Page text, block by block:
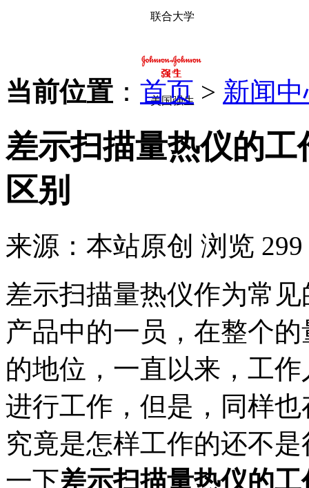
联合大学
美国强生
当前位置 ： 首页 > 新闻
差示扫描量热仪的
区别
来源：本站原创 浏览
差示扫描量热仪作为常
产品中的一员，在整个
的地位，一直以来，工
进行工作，但是，同样
究竟是怎样工作的还不
一下差示扫描量热仪的